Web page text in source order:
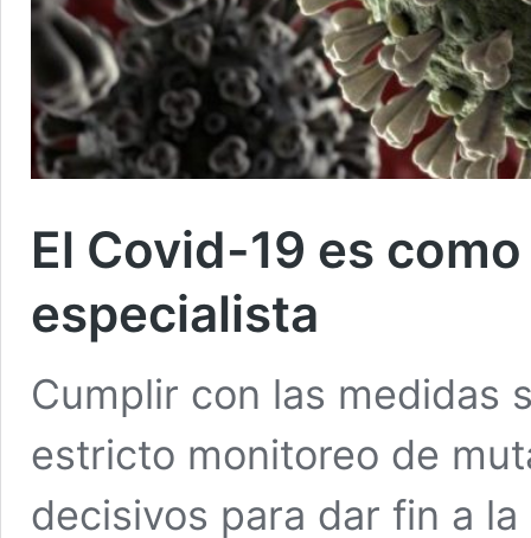
El Covid-19 es
especialista
Cumplir con las medidas
estricto monitoreo de
decisivos para dar fin a